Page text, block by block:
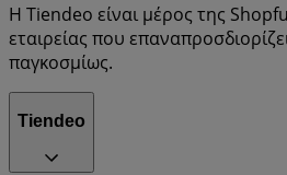
Η Tiendeo είναι μέρος της
εταιρείας που
παγκοσμίως.
Tiendeo